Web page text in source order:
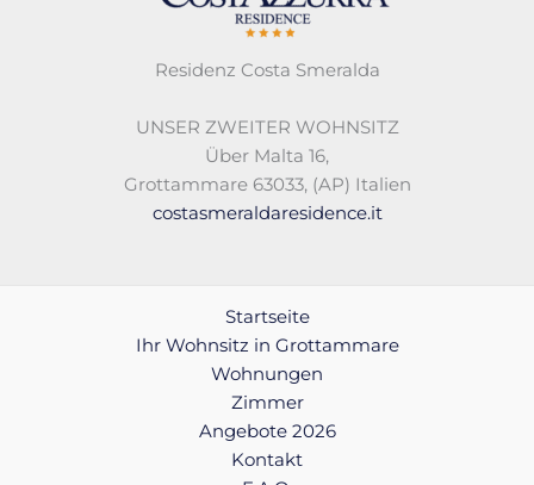
Residenz Costa Smeralda
UNSER ZWEITER WOHNSITZ
Über Malta 16,
Grottammare 63033, (AP) Italien
costasmeraldaresidence.it
Startseite
Ihr Wohnsitz in Grottammare
Wohnungen
Zimmer
Angebote 2026
Kontakt